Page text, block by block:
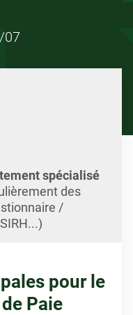
07
spécialisé
des
/
pour le
Paie